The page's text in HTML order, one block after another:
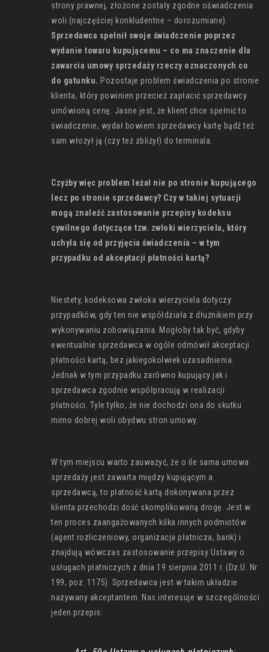
strony prawnej, złożone zostały zgodne oświadczenia
woli (najczęściej konkludentne – dorozumiane).
Sprzedawca spełnił swoje świadczenie poprzez
wydanie towaru kupującemu – co ma znaczenie dla
zawarcia umowy sprzedaży rzeczy oznaczonych co
do gatunku. Pozostaje problem świadczenia po stronie
klienta, który powinien przecież zapłacić sprzedawcy
umówioną cenę. Jasne jest, że klient chce spełnić to
świadczenie, wydał bowiem sprzedawcy kartę bądź też
sam włożył ją (czy też zbliżył) do terminala.
Czyżby więc problem leżał nie po stronie kupującego
lecz po stronie sprzedawcy? Czy w takiej sytuacji
mogą znaleźć zastosowanie przepisy kodeksu
cywilnego dotyczące tzw. zwłoki wierzyciela, który
uchyla się od przyjęcia świadczenia – w tym
przypadku od akceptacji płatności kartą?
Niestety, kodeksowa zwłoka wierzyciela dotyczy
przypadków, gdy ten nie współdziała z dłużnikiem przy
wykonywaniu zobowiązania. Mogłoby tak być, gdyby
ewentualnie sprzedawca w ogóle odmówił akceptacji
płatności kartą, bez jakiegokolwiek uzasadnienia.
Jednak w tym przypadku zarówno kupujący jak i
sprzedawca zgodnie współpracują w realizacji
płatności. Tyle tylko, że nie dochodzi ona do skutku
mimo dobrej woli obydwu stron umowy.
W tym miejscu warto zauważyć, że o ile sama umowa
sprzedaży jest zawarta między kupującym a
sprzedawcą, to płatność kartą dokonywana przez
klienta przechodzi dość skomplikowaną drogę. Jest w
ten proces zaangażowanych kilka innych podmiotów
(agent rozliczeniowy, organizacja płatnicza, bank) i
znajdują wówczas zastosowanie przepisy Ustawy o
usługach płatniczych z dnia 19 sierpnia 2011 r. (Dz.U. Nr
199, poz. 1175). Sprzedawca jest w takim układzie
nazywany akceptantem. Nas interesuje w szczególności
jeden przepis: